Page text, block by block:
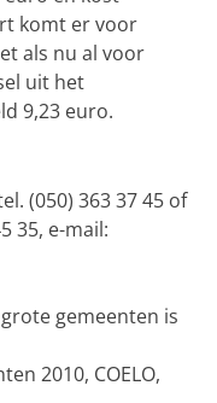
komt er voor
als nu al voor
uit het
9,23 euro.
(050) 363 37 45 of
35, e-mail:
gemeenten is
2010, COELO,